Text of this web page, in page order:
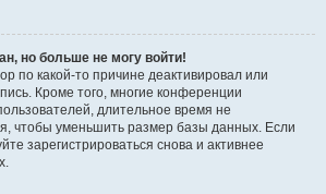
но больше не могу войти!
по какой-то причине деактивировал или
Кроме того, многие конференции
длительное время не
чтобы уменьшить размер базы данных. Если
зарегистрироваться снова и активнее